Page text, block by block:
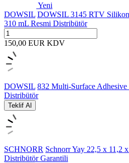
Yeni
DOWSIL DOWSIL 3145 RTV
310 mL Resmi Distribütör
150,00 EUR KDV
DOWSIL 832 Multi-Surface
Distribütör
Teklif Al
SCHNORR Schnorr Yay 22,5 x 11,2
Distribütör Garantili